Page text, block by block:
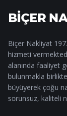
BİÇER
Biçer Nakliyat
hizmeti
alanında faaliyet
bulunmakla
büyüyerek çoğu
sorunsuz, kaliteli